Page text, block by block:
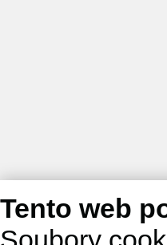
Tento web